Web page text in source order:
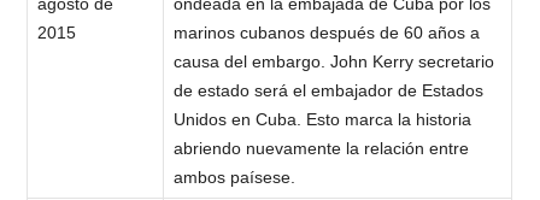
agosto de
2015
ondeada en la embajada de Cuba por los
marinos cubanos después de 60 años a
causa del embargo. John Kerry secretario
de estado será el embajador de Estados
Unidos en Cuba. Esto marca la historia
abriendo nuevamente la relación entre
ambos paísese.